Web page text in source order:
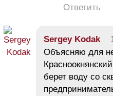
Ответить
Sergey Kodak
Объясняю для
берет воду со